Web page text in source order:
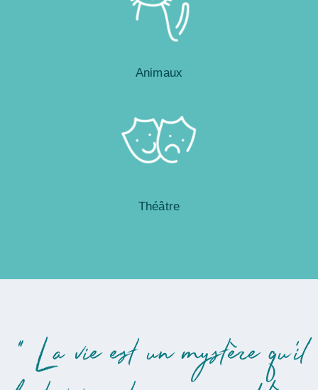
Animaux
Théâtre
" La vie est un mystère qu'il